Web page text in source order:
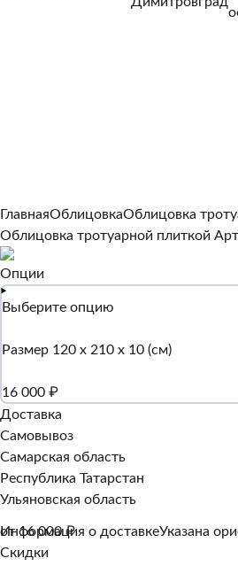
ГлавнаяОблицовкаОблицовка
Облицовка тротуарной плиткой
Опции
Выберите опцию
Размер 120 х 210 х 10 (см)
16 000 ₽
Доставка
Самовывоз
Самарская область
Республика Татарстан
Ульяновская область
Информация о доставкеУказана
от 16 000 ₽
Скидки